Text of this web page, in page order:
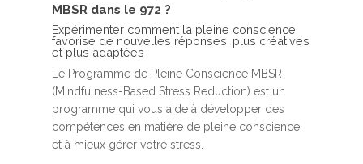
MBSR dans le 972 ?
Expérimenter comment la pleine conscience
favorise de nouvelles réponses, plus créatives
et plus adaptées
Le Programme de Pleine Conscience MBSR
(Mindfulness-Based Stress Reduction) est un
programme qui vous aide à développer des
compétences en matière de pleine conscience
et à mieux gérer votre stress.